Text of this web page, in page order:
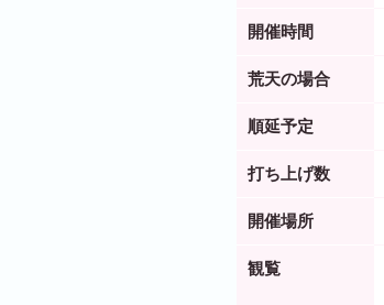
開催時間
荒天の場合
順延予定
打ち上げ数
開催場所
観覧